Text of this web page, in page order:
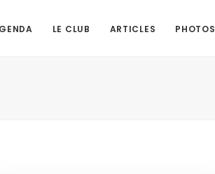
LE CLUB ARTICLES PHOTOS